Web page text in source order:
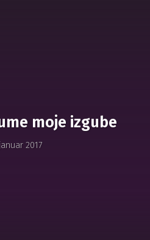
moje izgube
2017